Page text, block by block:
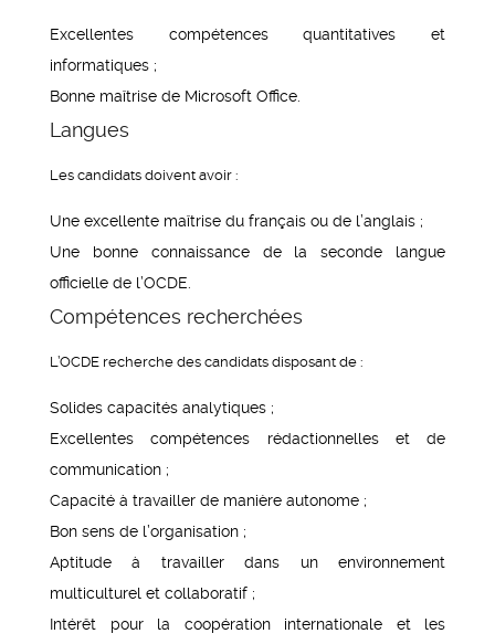
Excellentes compétences quantitatives et
informatiques ;
Bonne maîtrise de Microsoft Office.
Langues
Les candidats doivent avoir :
Une excellente maîtrise du français ou de l’anglais ;
Une bonne connaissance de la seconde langue
officielle de l’OCDE.
Compétences recherchées
L’OCDE recherche des candidats disposant de :
Solides capacités analytiques ;
Excellentes compétences rédactionnelles et de
communication ;
Capacité à travailler de manière autonome ;
Bon sens de l’organisation ;
Aptitude à travailler dans un environnement
multiculturel et collaboratif ;
Intérêt pour la coopération internationale et les